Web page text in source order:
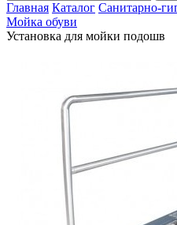
Главная Каталог Санитарно-
Мойка обуви
Установка для мойки подошв